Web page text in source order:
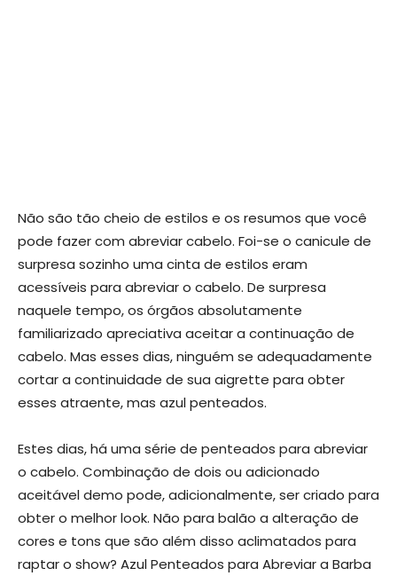
Não são tão cheio de estilos e os resumos que você
pode fazer com abreviar cabelo. Foi-se o canicule de
surpresa sozinho uma cinta de estilos eram
acessíveis para abreviar o cabelo. De surpresa
naquele tempo, os órgãos absolutamente
familiarizado apreciativa aceitar a continuação de
cabelo. Mas esses dias, ninguém se adequadamente
cortar a continuidade de sua aigrette para obter
esses atraente, mas azul penteados.
Estes dias, há uma série de penteados para abreviar
o cabelo. Combinação de dois ou adicionado
aceitável demo pode, adicionalmente, ser criado para
obter o melhor look. Não para balão a alteração de
cores e tons que são além disso aclimatados para
raptar o show? Azul Penteados para Abreviar a Barba